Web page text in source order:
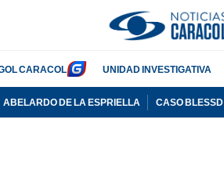
CARACOL UNIDAD INVESTIGATIVA
ABELARDO DE LA ESPRIELLA CASO BLESSD